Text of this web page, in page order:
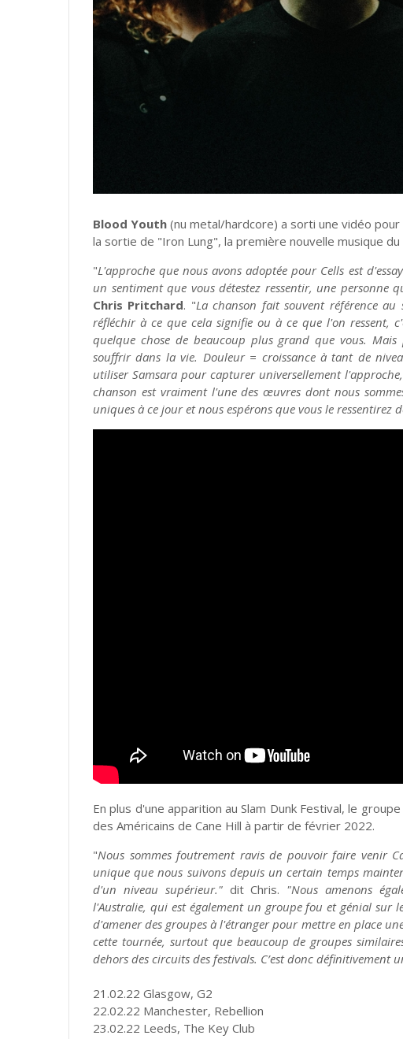
Blood Youth (nu metal/hardcore) a sorti une vidéo pour
la sortie de "Iron Lung", la première nouvelle musique
"L'approche que nous avons adoptée pour Cells est
un sentiment que vous détestez ressentir, une personne
Chris Pritchard. "La chanson fait souvent référence
réfléchir à ce que cela signifie ou à ce que l'on ressent,
quelque chose de beaucoup plus grand que vous. Mais
souffrir dans la vie. Douleur = croissance à tant de
utiliser Samsara pour capturer universellement
chanson est vraiment l'une des œuvres dont nous
uniques à ce jour et nous espérons que vous le ressentirez
En plus d'une apparition au Slam Dunk Festival, le
des Américains de Cane Hill à partir de février 2022.
"Nous sommes foutrement ravis de pouvoir faire venir
unique que nous suivons depuis un certain temps
d'un niveau supérieur." dit Chris. "Nous amenons
l'Australie, qui est également un groupe fou et génial sur
d'amener des groupes à l'étranger pour mettre en place
cette tournée, surtout que beaucoup de groupes
dehors des circuits des festivals. C’est donc définitivement
21.02.22 Glasgow, G2
22.02.22 Manchester, Rebellion
23.02.22 Leeds, The Key Club